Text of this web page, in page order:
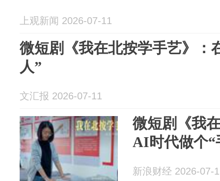
上观新闻 2026-07-11
微短剧《我在北按学手艺》：
人”
文汇报 2026-07-11
微短剧《我
AI时代做个“
新浪财经 2026-07-